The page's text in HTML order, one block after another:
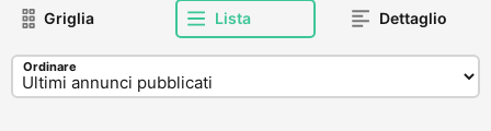
Griglia Lista Dettaglio
Ordinare